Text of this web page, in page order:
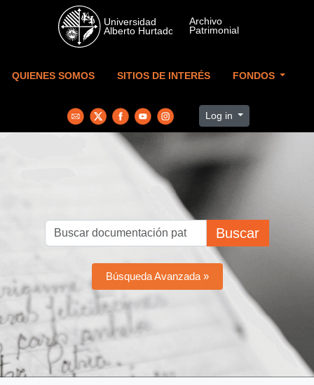
Skip to main content
QUIENES SOMOS SITIOS DE INTERÉS FONDOS
Log in
Buscar
Búsqueda Avanzada »